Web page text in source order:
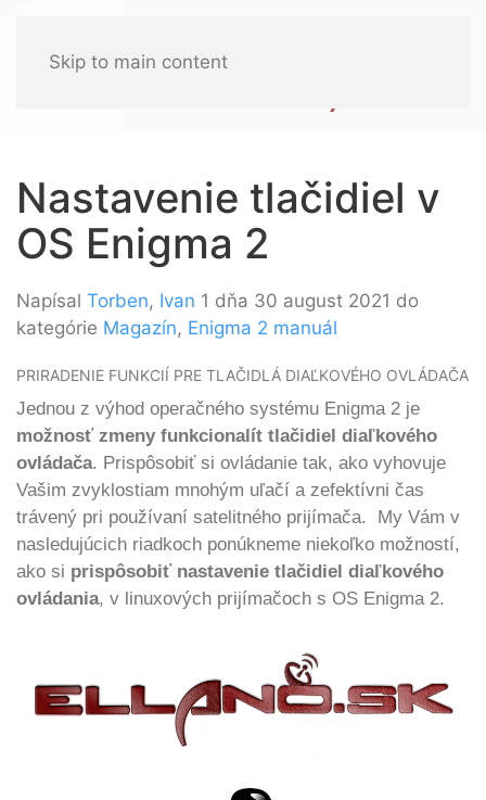
Skip to main content
Nastavenie tlačidiel v
OS Enigma 2
Napísal Torben, Ivan 1 dňa 30 august 2021 do
kategórie Magazín, Enigma 2 manuál
PRIRADENIE FUNKCIÍ PRE TLAČIDLÁ DIAĽKOVÉHO OVLÁDAČA
Jednou z výhod operačného systému Enigma 2 je
možnosť zmeny funkcionalít tlačidiel diaľkového
ovládača. Prispôsobiť si ovládanie tak, ako vyhovuje
Vašim zvyklostiam mnohým uľačí a zefektívni čas
trávený pri používaní satelitného prijímača. My Vám v
nasledujúcich riadkoch ponúkneme niekoľko možností,
ako si prispôsobiť nastavenie tlačidiel diaľkového
ovládania, v linuxových prijímačoch s OS Enigma 2.